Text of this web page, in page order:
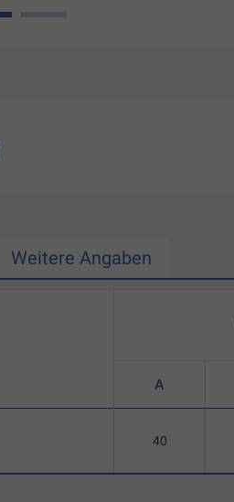
Weitere Angaben
A
40